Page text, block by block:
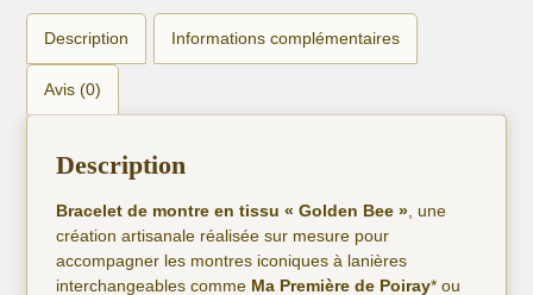
Description Informations complémentaires
Avis (0)
Description
Bracelet de montre en tissu « Golden Bee », une
création artisanale réalisée sur mesure pour
accompagner les montres iconiques à lanières
interchangeables comme Ma Première de Poiray* ou